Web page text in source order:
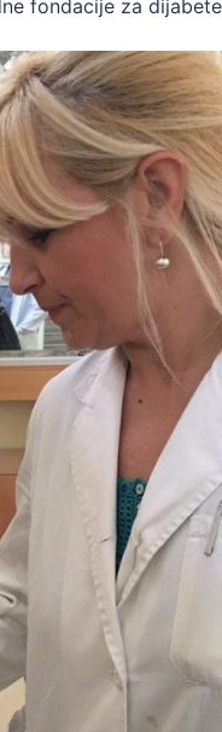
fondacije za